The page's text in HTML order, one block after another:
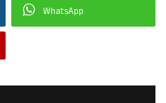
WhatsApp